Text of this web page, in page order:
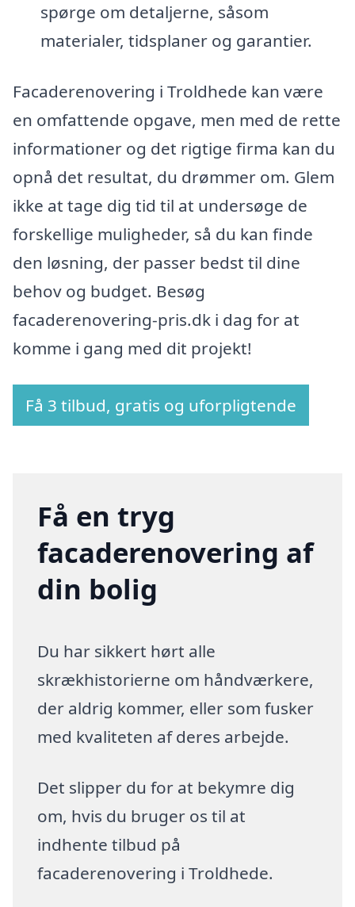
spørge om detaljerne, såsom
materialer, tidsplaner og garantier.
Facaderenovering i Troldhede kan være
en omfattende opgave, men med de rette
informationer og det rigtige firma kan du
opnå det resultat, du drømmer om. Glem
ikke at tage dig tid til at undersøge de
forskellige muligheder, så du kan finde
den løsning, der passer bedst til dine
behov og budget. Besøg
facaderenovering-pris.dk i dag for at
komme i gang med dit projekt!
Få 3 tilbud, gratis og uforpligtende
Få en tryg
facaderenovering af
din bolig
Du har sikkert hørt alle
skrækhistorierne om håndværkere,
der aldrig kommer, eller som fusker
med kvaliteten af deres arbejde.
Det slipper du for at bekymre dig
om, hvis du bruger os til at
indhente tilbud på
facaderenovering i Troldhede.